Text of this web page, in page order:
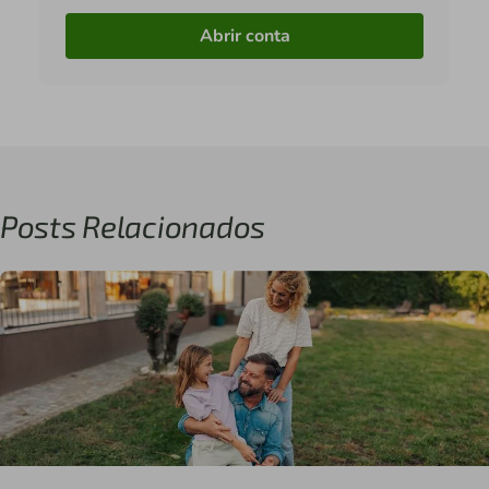
Abrir conta
Posts Relacionados